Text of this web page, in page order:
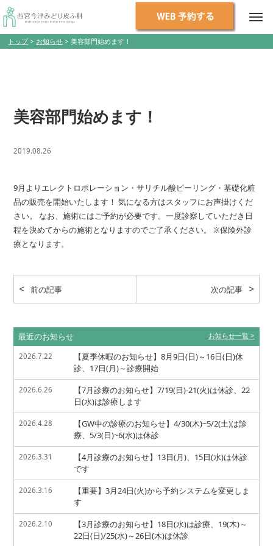
トップ> お知らせ >美容部門始めます！
美容部門始めます！
2019.08.26
9月よりエレクトロポレーション・サリチル酸ピーリング・基礎化粧
品の販売を開始いたします！ 気になる方はスタッフにお声掛けくだ
さい。 なお、施術にはご予約が必要です。一度診察していただき日
程を決めてからの施術となりますのでご了承ください。 ※保険外診
療となります。
前の記事 次の記事
最近のお知らせ お知らせ一覧
2026.7.22
【夏季休暇のお知らせ】8月9日(日)～16日(日)休
診、17日(月)～診療開始
2026.6.26
【7月診療のお知らせ】7/19(日)-21(火)は休診、22
日(水)は診療します
2026.4.28
【GW中の診療のお知らせ】4/30(木)~5/2(土)は診
療、5/3(日)~6(水)は休診
2026.3.31
【4月診療のお知らせ】13日(月)、15日(水)は休診
です
2026.3.16
【重要】3月24日(火)から予約システムを変更しま
す
2026.2.10
【3月診療のお知らせ】18日(水)は診療、19(木)～
22日(日)/25(水)～26日(木)は休診